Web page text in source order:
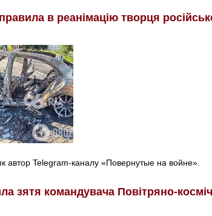
в реанімацію творця
автор Telegram-каналу «Повернутые на войне».
зятя командувача Повітряно-